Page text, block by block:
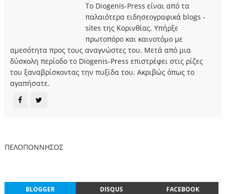
Το Diogenis-Press είναι από τα
παλαιότερα ειδησεογραφικά blogs -
sites της Κορινθίας. Υπήρξε
πρωτοπόρο και καινοτόμο με
αμεσότητα προς τους αναγνώστες του. Μετά από μια
δύσκολη περίοδο το Diogenis-Press επιστρέφει στις ρίζες
του ξαναβρίσκοντας την πυξίδα του. Ακριβώς όπως το
αγαπήσατε.
ΠΕΛΟΠΟΝΝΗΣΟΣ
BLOGGER DISQUS FACEBOOK